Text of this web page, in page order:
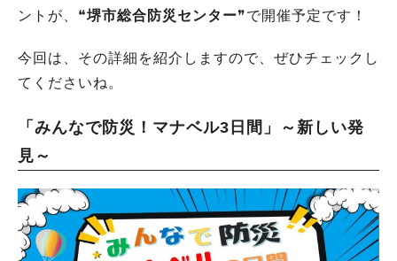
ントが、❝堺市総合防災センター❞で開催予定です！
今回は、その詳細を紹介しますので、ぜひチェックし
てくださいね。
「みんなで防災！マナベル3日間」～新しい発
見～